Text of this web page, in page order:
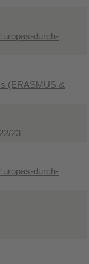
durch-
(ERASMUS &
23
durch-